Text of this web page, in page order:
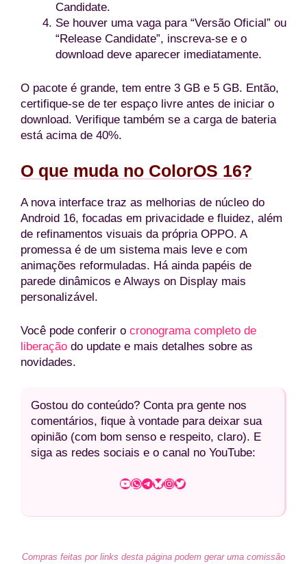
Candidate.
Se houver uma vaga para “Versão Oficial” ou
“Release Candidate”, inscreva-se e o
download deve aparecer imediatamente.
O pacote é grande, tem entre 3 GB e 5 GB. Então,
certifique-se de ter espaço livre antes de iniciar o
download. Verifique também se a carga de bateria
está acima de 40%.
O que muda no ColorOS 16?
A nova interface traz as melhorias de núcleo do
Android 16, focadas em privacidade e fluidez, além
de refinamentos visuais da própria OPPO. A
promessa é de um sistema mais leve e com
animações reformuladas. Há ainda papéis de
parede dinâmicos e Always on Display mais
personalizável.
Você pode conferir o cronograma completo de
liberação do update e mais detalhes sobre as
novidades.
Gostou do conteúdo? Conta pra gente nos
comentários, fique à vontade para deixar sua
opinião (com bom senso e respeito, claro). E
siga as redes sociais e o canal no YouTube:
Youtube WhatsApp TelegramBluesky InstagramTwitter
Compras feitas por links desta página podem gerar uma comissão